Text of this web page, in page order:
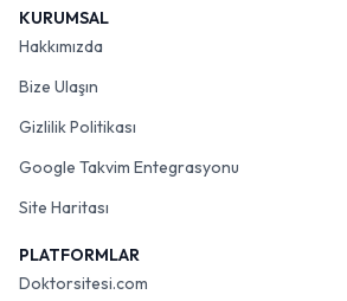
KURUMSAL
Hakkımızda
Bize Ulaşın
Gizlilik Politikası
Google Takvim Entegrasyonu
Site Haritası
PLATFORMLAR
Doktorsitesi.com